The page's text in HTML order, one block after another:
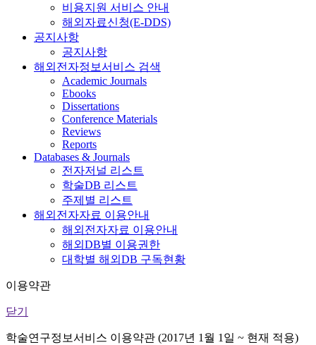
비용지원 서비스 안내
해외자료신청(E-DDS)
공지사항
공지사항
해외전자정보서비스 검색
Academic Journals
Ebooks
Dissertations
Conference Materials
Reviews
Reports
Databases & Journals
전자저널 리스트
학술DB 리스트
주제별 리스트
해외전자자료 이용안내
해외전자자료 이용안내
해외DB별 이용권한
대학별 해외DB 구독현황
이용약관
닫기
학술연구정보서비스 이용약관 (2017년 1월 1일 ~ 현재 적용)